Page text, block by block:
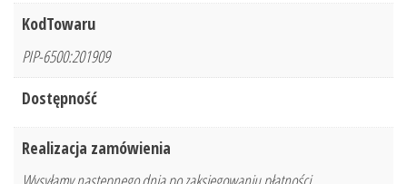
KodTowaru
PIP-6500:201909
Dostępność
Realizacja zamówienia